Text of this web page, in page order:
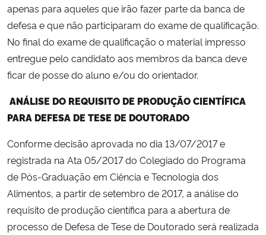
apenas para aqueles que irão fazer parte da banca de
defesa e que não participaram do exame de qualificação.
No final do exame de qualificação o material impresso
entregue pelo candidato aos membros da banca deve
ficar de posse do aluno e/ou do orientador.
ANÁLISE DO REQUISITO DE PRODUÇÃO CIENTÍFICA
PARA DEFESA DE TESE DE DOUTORADO
Conforme decisão aprovada no dia 13/07/2017 e
registrada na Ata 05/2017 do Colegiado do Programa
de Pós-Graduação em Ciência e Tecnologia dos
Alimentos, a partir de setembro de 2017, a análise do
requisito de produção científica para a abertura de
processo de Defesa de Tese de Doutorado será realizada